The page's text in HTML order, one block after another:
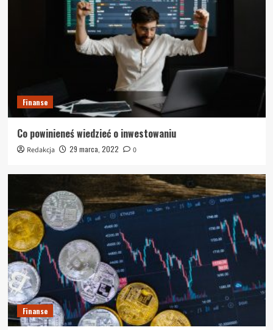
Finanse
Co powinieneś wiedzieć o inwestowaniu
Redakcja 29 marca, 2022 0
Finanse